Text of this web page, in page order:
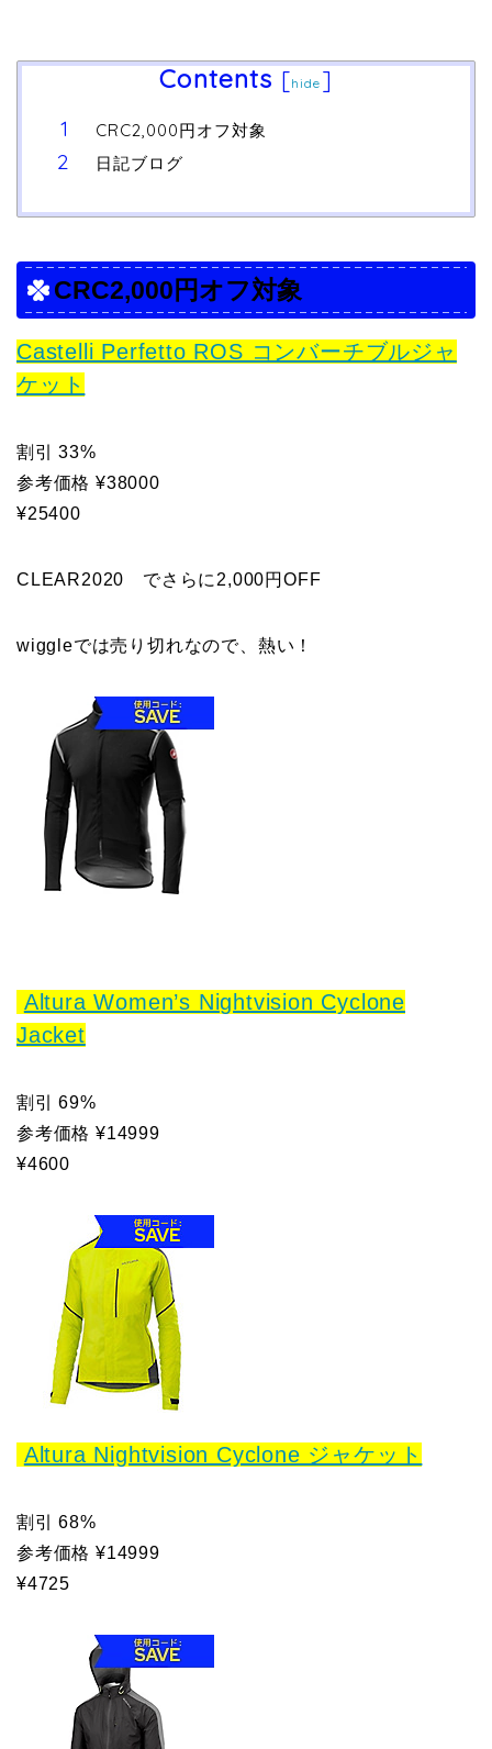
Contents [hide ]
CRC2,000円オフ対象
日記ブログ
CRC2,000円オフ対象
Castelli Perfetto ROS コンバーチブルジャ
ケット
割引 33%
参考価格 ¥38000
¥25400
CLEAR2020 でさらに2,000円OFF
wiggleでは売り切れなので、熱い！
Altura Women’s Nightvision Cyclone
Jacket
割引 69%
参考価格 ¥14999
¥4600
Altura Nightvision Cyclone ジャケット
割引 68%
参考価格 ¥14999
¥4725